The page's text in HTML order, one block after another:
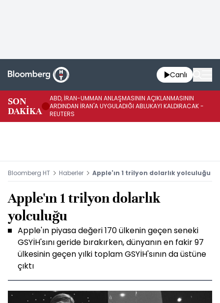
Canlı
SON
DAKİKA
ABD, İRAN-UMMAN ANLAŞMASININ AÇIKLANMASININ
ARDINDAN İRAN'A UYGULADIĞI ABLUKAYI KALDIRACAK -
REUTERS
Bloomberg HT Haberler Apple'ın 1 trilyon dolarlık yolculuğu
Apple'ın 1 trilyon dolarlık
yolculuğu
Apple'ın piyasa değeri 170 ülkenin geçen seneki
GSYİH'sını geride bırakırken, dünyanın en fakir 97
ülkesinin geçen yılki toplam GSYİH'sının da üstüne
çıktı